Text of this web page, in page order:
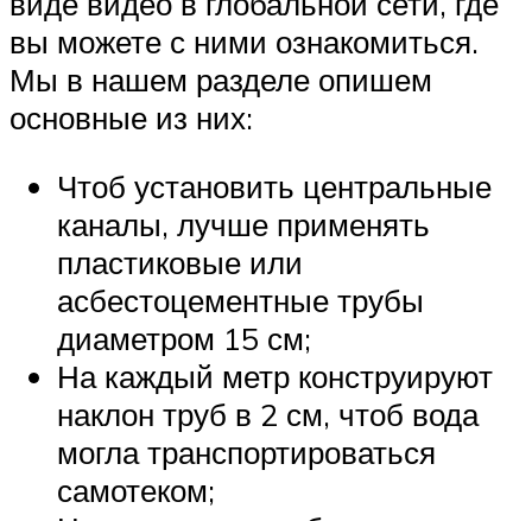
вы можете с ними ознакомиться.
Мы в нашем разделе опишем
основные из них:
Чтоб установить центральные
каналы, лучше применять
пластиковые или
асбестоцементные трубы
диаметром 15 см;
На каждый метр конструируют
наклон труб в 2 см, чтоб вода
могла транспортироваться
самотеком;